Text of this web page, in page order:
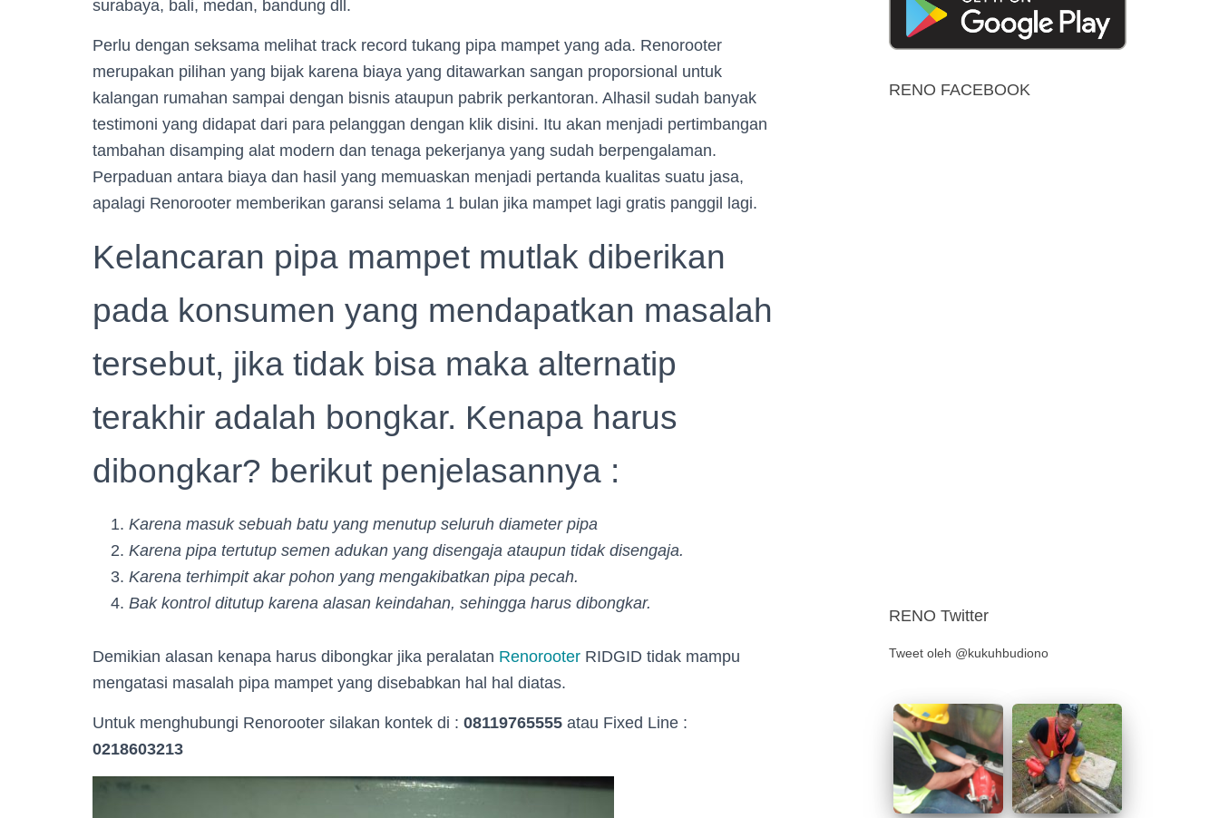
surabaya, bali, medan, bandung dll.
Perlu dengan seksama melihat track record tukang pipa mampet yang ada. Renorooter
merupakan pilihan yang bijak karena biaya yang ditawarkan sangan proporsional untuk
kalangan rumahan sampai dengan bisnis ataupun pabrik perkantoran. Alhasil sudah banyak
testimoni yang didapat dari para pelanggan dengan klik disini. Itu akan menjadi pertimbangan
tambahan disamping alat modern dan tenaga pekerjanya yang sudah berpengalaman.
Perpaduan antara biaya dan hasil yang memuaskan menjadi pertanda kualitas suatu jasa,
apalagi Renorooter memberikan garansi selama 1 bulan jika mampet lagi gratis panggil lagi.
Kelancaran pipa mampet mutlak diberikan
pada konsumen yang mendapatkan masalah
tersebut, jika tidak bisa maka alternatip
terakhir adalah bongkar. Kenapa harus
dibongkar? berikut penjelasannya :
Karena masuk sebuah batu yang menutup seluruh diameter pipa
Karena pipa tertutup semen adukan yang disengaja ataupun tidak disengaja.
Karena terhimpit akar pohon yang mengakibatkan pipa pecah.
Bak kontrol ditutup karena alasan keindahan, sehingga harus dibongkar.
Demikian alasan kenapa harus dibongkar jika peralatan Renorooter RIDGID tidak mampu
mengatasi masalah pipa mampet yang disebabkan hal hal diatas.
Untuk menghubungi Renorooter silakan kontek di : 08119765555 atau Fixed Line :
0218603213
RENO FACEBOOK
RENO Twitter
Tweet oleh @kukuhbudiono